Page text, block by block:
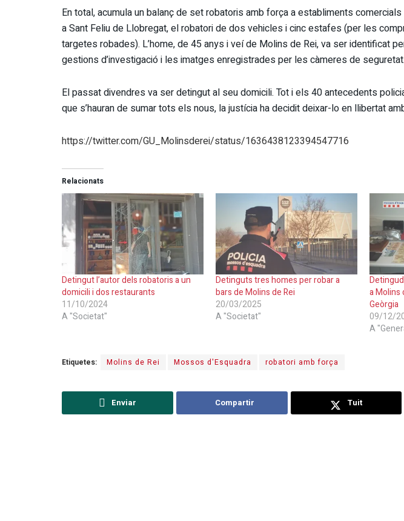
En total, acumula un balanç de set robatoris amb força a establiments
a Sant Feliu de Llobregat, el robatori de dos vehicles i cinc estafes (per les
targetes robades). L’home, de 45 anys i veí de Molins de Rei, va ser identificat
gestions d’investigació i les imatges enregistrades per les càmeres de seguretat.
El passat divendres va ser detingut al seu domicili. Tot i els 40 antecedents
que s’hauran de sumar tots els nous, la justícia ha decidit deixar-lo en llibertat
https://twitter.com/GU_Molinsderei/status/1636438123394547716
Relacionats
Detingut l’autor dels robatoris a un
domicili i dos restaurants
11/10/2024
A "Societat"
Detinguts tres homes per robar a
bars de Molins de Rei
20/03/2025
A "Societat"
a Molins
Geòrgia
09/12/
A
Etiquetes: Molins de Rei Mossos d'Esquadra robatori amb força
Enviar Compartir Tuit